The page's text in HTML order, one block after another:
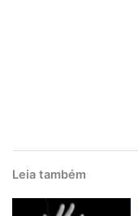
Leia também